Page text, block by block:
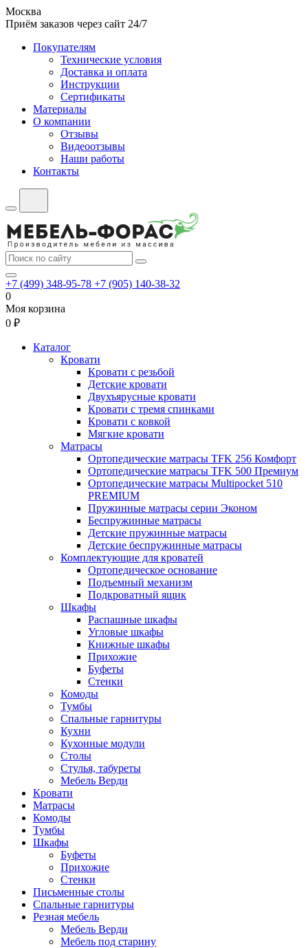
Москва
Приём заказов через сайт 24/7
Покупателям
Технические условия
Доставка и оплата
Инструкции
Сертификаты
Материалы
О компании
Отзывы
Видеоотзывы
Наши работы
Контакты
+7 (499) 348-95-78 +7 (905) 140-38-32
0
Моя корзина
0 ₽
Каталог
Кровати
Кровати с резьбой
Детские кровати
Двухъярусные кровати
Кровати с тремя спинками
Кровати с ковкой
Мягкие кровати
Матрасы
Ортопедические матрасы TFK 256 Комфорт
Ортопедические матрасы TFK 500 Премиум
Ортопедические матрасы Multipocket 510
PREMIUM
Пружинные матрасы серии Эконом
Беспружинные матрасы
Детские пружинные матрасы
Детские беспружинные матрасы
Комплектующие для кроватей
Ортопедическое основание
Подъемный механизм
Подкроватный ящик
Шкафы
Распашные шкафы
Угловые шкафы
Книжные шкафы
Прихожие
Буфеты
Стенки
Комоды
Тумбы
Спальные гарнитуры
Кухни
Кухонные модули
Столы
Стулья, табуреты
Мебель Верди
Кровати
Матрасы
Комоды
Тумбы
Шкафы
Буфеты
Прихожие
Стенки
Письменные столы
Спальные гарнитуры
Резная мебель
Мебель Верди
Мебель под старину